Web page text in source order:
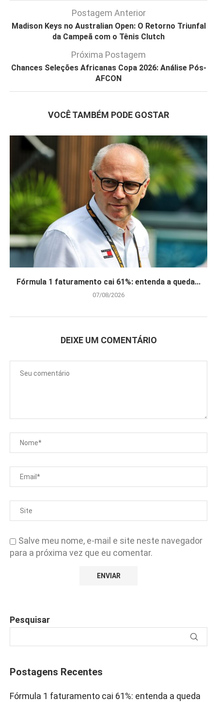
Postagem Anterior
Madison Keys no Australian Open: O Retorno Triunfal
da Campeã com o Tênis Clutch
Próxima Postagem
Chances Seleções Africanas Copa 2026: Análise Pós-
AFCON
VOCÊ TAMBÉM PODE GOSTAR
Fórmula 1 faturamento cai 61%: entenda a queda...
07/08/2026
DEIXE UM COMENTÁRIO
Salve meu nome, e-mail e site neste navegador
para a próxima vez que eu comentar.
Pesquisar
Postagens Recentes
Fórmula 1 faturamento cai 61%: entenda a queda